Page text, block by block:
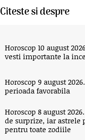
Citeste si despre
Horoscop 10 august
vesti importante la
Horoscop 9 august
perioada favorabila
Horoscop 8 august
de surprize, iar astrele
pentru toate zodiile